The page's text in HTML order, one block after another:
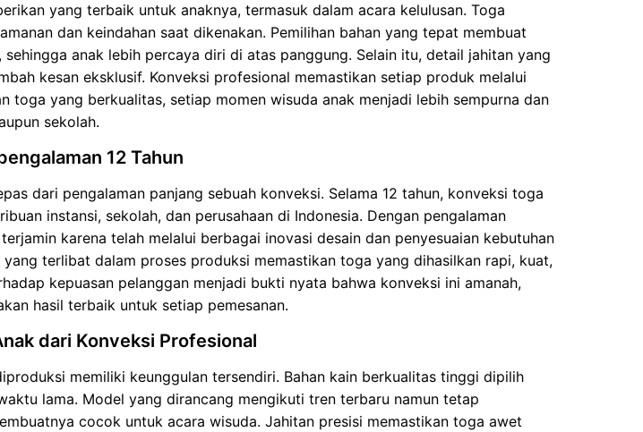
yang terbaik untuk anaknya, termasuk dalam acara kelulusan. Toga
dan keindahan saat dikenakan. Pemilihan bahan yang tepat membuat
anak lebih percaya diri di atas panggung. Selain itu, detail jahitan yang
kesan eksklusif. Konveksi profesional memastikan setiap produk melalui
toga yang berkualitas, setiap momen wisuda anak menjadi lebih sempurna dan
sekolah.
12 Tahun
dari pengalaman panjang sebuah konveksi. Selama 12 tahun, konveksi toga
instansi, sekolah, dan perusahaan di Indonesia. Dengan pengalaman
karena telah melalui berbagai inovasi desain dan penyesuaian kebutuhan
yang terlibat dalam proses produksi memastikan toga yang dihasilkan rapi, kuat,
kepuasan pelanggan menjadi bukti nyata bahwa konveksi ini amanah,
hasil terbaik untuk setiap pemesanan.
dari Konveksi Profesional
memiliki keunggulan tersendiri. Bahan kain berkualitas tinggi dipilih
lama. Model yang dirancang mengikuti tren terbaru namun tetap
cocok untuk acara wisuda. Jahitan presisi memastikan toga awet